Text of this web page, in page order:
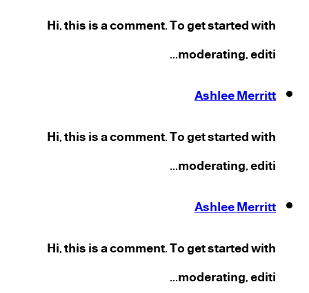
Hi, this is a comment. To get started with
moderating, editi...
Ashlee Merritt
Hi, this is a comment. To get started with
moderating, editi...
Ashlee Merritt
Hi, this is a comment. To get started with
moderating, editi...